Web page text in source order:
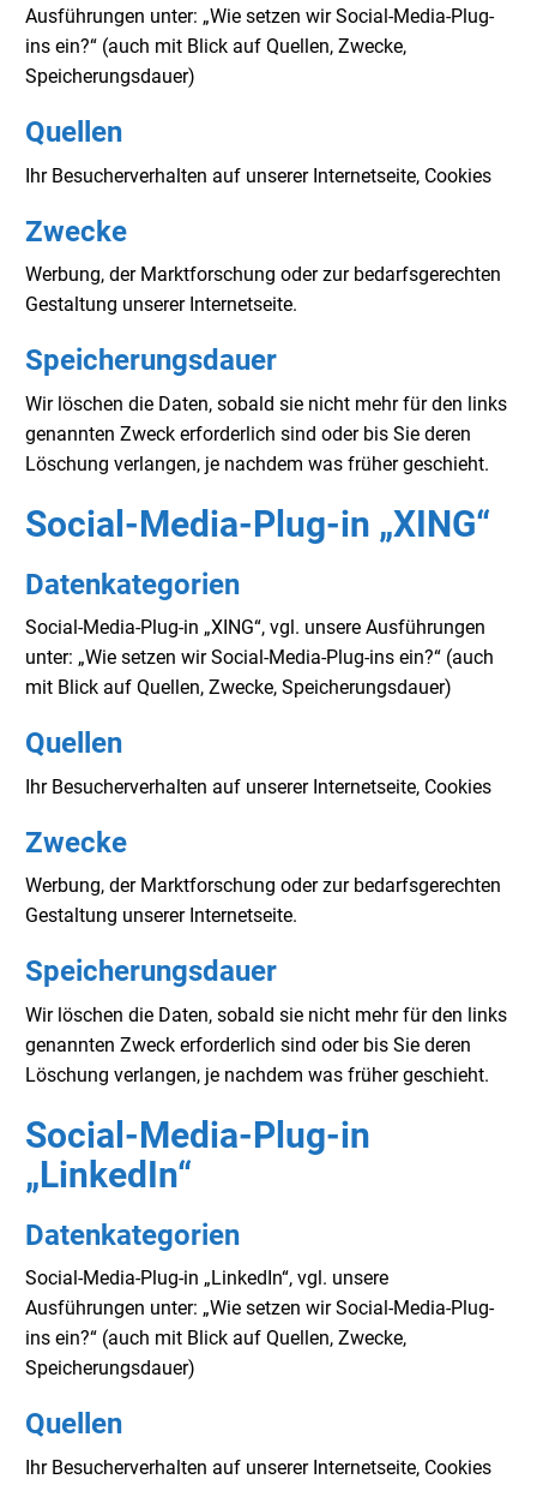
Ausführungen unter: „Wie setzen wir Social-Media-Plug-
ins ein?“ (auch mit Blick auf Quellen, Zwecke,
Speicherungsdauer)
Quellen
Ihr Besucherverhalten auf unserer Internetseite, Cookies
Zwecke
Werbung, der Marktforschung oder zur bedarfsgerechten
Gestaltung unserer Internetseite.
Speicherungsdauer
Wir löschen die Daten, sobald sie nicht mehr für den links
genannten Zweck erforderlich sind oder bis Sie deren
Löschung verlangen, je nachdem was früher geschieht.
Social-Media-Plug-in „XING“
Datenkategorien
Social-Media-Plug-in „XING“, vgl. unsere Ausführungen
unter: „Wie setzen wir Social-Media-Plug-ins ein?“ (auch
mit Blick auf Quellen, Zwecke, Speicherungsdauer)
Quellen
Ihr Besucherverhalten auf unserer Internetseite, Cookies
Zwecke
Werbung, der Marktforschung oder zur bedarfsgerechten
Gestaltung unserer Internetseite.
Speicherungsdauer
Wir löschen die Daten, sobald sie nicht mehr für den links
genannten Zweck erforderlich sind oder bis Sie deren
Löschung verlangen, je nachdem was früher geschieht.
Social-Media-Plug-in
„LinkedIn“
Datenkategorien
Social-Media-Plug-in „LinkedIn“, vgl. unsere
Ausführungen unter: „Wie setzen wir Social-Media-Plug-
ins ein?“ (auch mit Blick auf Quellen, Zwecke,
Speicherungsdauer)
Quellen
Ihr Besucherverhalten auf unserer Internetseite, Cookies